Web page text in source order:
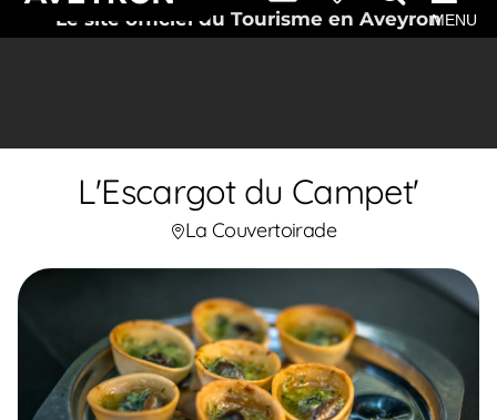
Le site officiel du Tourisme en AveyronMENU
L'Escargot du Campet'
La Couvertoirade